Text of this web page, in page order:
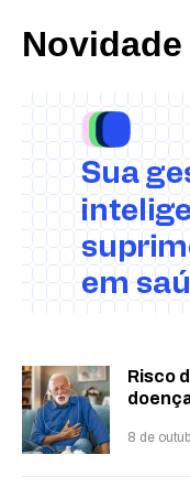
Novidade
Risco
8 de